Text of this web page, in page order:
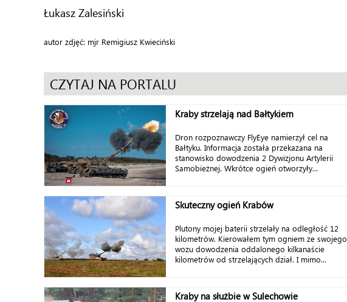
Łukasz Zalesiński
autor zdjęć: mjr Remigiusz Kwieciński
CZYTAJ NA PORTALU
Kraby strzelają nad Bałtykiem
Dron rozpoznawczy FlyEye namierzył cel na
Bałtyku. Informacja została przekazana na
stanowisko dowodzenia 2 Dywizjonu Artylerii
Samobieżnej. Wkrótce ogień otworzyły...
Skuteczny ogień Krabów
Plutony mojej baterii strzelały na odległość 12
kilometrów. Kierowałem tym ogniem ze swojego
wozu dowodzenia oddalonego kilkanaście
kilometrów od strzelających dział. I mimo...
Kraby na służbie w Sulechowie